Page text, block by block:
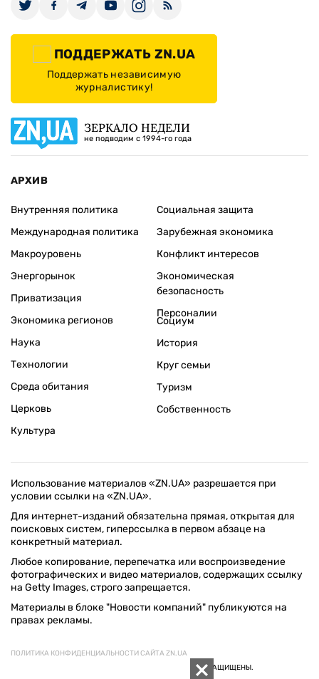
ПОДДЕРЖАТЬ ZN.UA
Поддержать независимую
журналистику!
ЗЕРКАЛО НЕДЕЛИ
не подводим с 1994-го года
АРХИВ
Внутренняя политика
Международная политика
Макроуровень
Энергорынок
Приватизация
Экономика регионов
Социальная защита
Зарубежная экономика
Конфликт интересов
Экономическая
безопасность
Персоналии
Наука
Технологии
Среда обитания
Церковь
Культура
Социум
История
Круг семьи
Туризм
Собственность
Использование материалов «ZN.UA» разрешается при
условии ссылки на «ZN.UA».
Для интернет-изданий обязательна прямая, открытая для
поисковых систем, гиперссылка в первом абзаце на
конкретный материал.
Любое копирование, перепечатка или воспроизведение
фотографических и видео материалов, содержащих ссылку
на Getty Images, строго запрещается.
Материалы в блоке "Новости компаний" публикуются на
правах рекламы.
ПОЛИТИКА КОНФИДЕНЦИАЛЬНОСТИ САЙТА ZN.UA
© 1994–2026 «ЗЕРКАЛО НЕДЕЛИ. УКРАИНА». ВСЕ ПРАВА ЗАЩИЩЕНЫ.